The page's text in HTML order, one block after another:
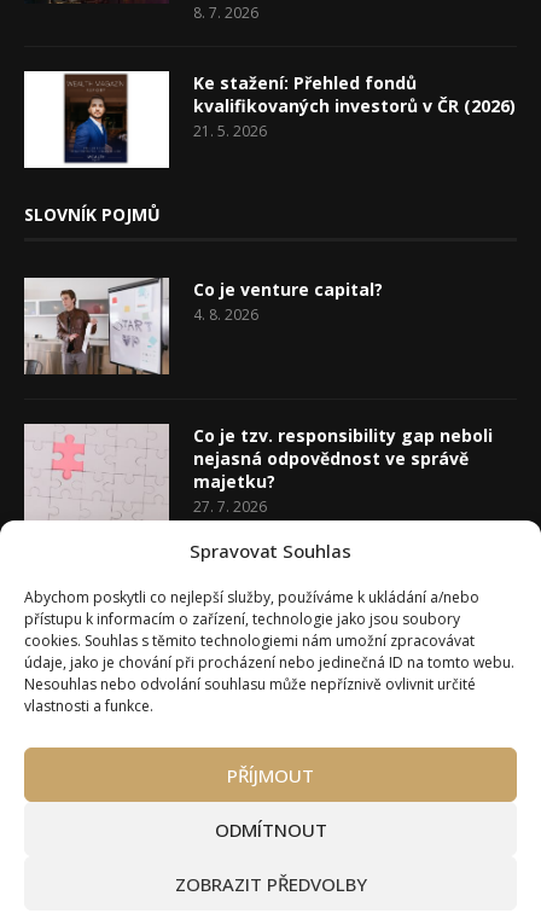
Spravovat Souhlas
Abychom poskytli co nejlepší služby, používáme k ukládání a/nebo
přístupu k informacím o zařízení, technologie jako jsou soubory
cookies. Souhlas s těmito technologiemi nám umožní zpracovávat
údaje, jako je chování při procházení nebo jedinečná ID na tomto webu.
Nesouhlas nebo odvolání souhlasu může nepříznivě ovlivnit určité
vlastnosti a funkce.
PŘÍJMOUT
ODMÍTNOUT
ZOBRAZIT PŘEDVOLBY
8. 7. 2026
Ke stažení: Přehled fondů
kvalifikovaných investorů v ČR (2026)
21. 5. 2026
SLOVNÍK POJMŮ
Co je venture capital?
4. 8. 2026
Co je tzv. responsibility gap neboli
nejasná odpovědnost ve správě
majetku?
27. 7. 2026
20. 7. 2026
O Wealth Magazínu Můj účet
Kontakty
Máte zájem o spolupráci?
Pravidla používání webu wmag.cz
Ke stažení (partneři a autoři)